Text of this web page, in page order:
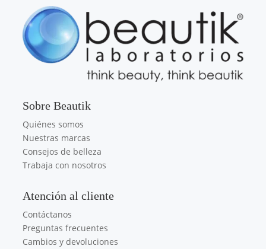
Sobre Beautik
Quiénes somos
Nuestras marcas
Consejos de belleza
Trabaja con nosotros
Atención al cliente
Contáctanos
Preguntas frecuentes
Cambios y devoluciones